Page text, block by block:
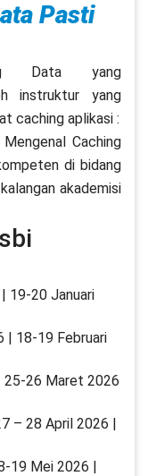
Pasti
Data yang
instruktur yang
caching aplikasi :
Caching
di bidang
akademisi
19-20 Januari
| 18-19 Februari
25-26 Maret 2026
– 28 April 2026 |
19 Mei 2026 |